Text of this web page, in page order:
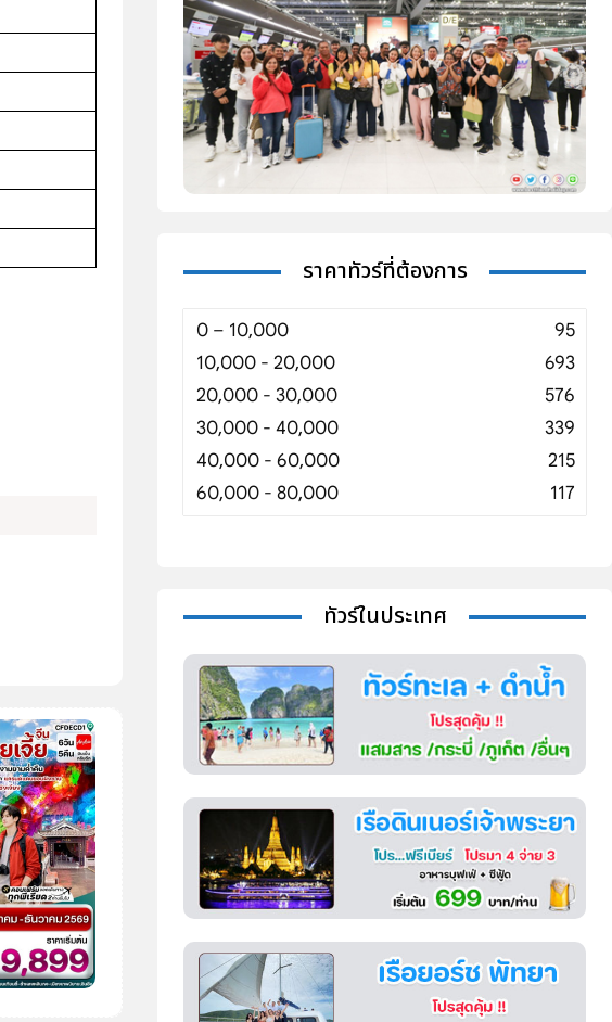
ราคาทัวร์ที่ต้องการ
0 – 10,000
95
10,000 - 20,000
693
20,000 - 30,000
576
30,000 - 40,000
339
40,000 - 60,000
215
60,000 - 80,000
117
ทัวร์ในประเทศ